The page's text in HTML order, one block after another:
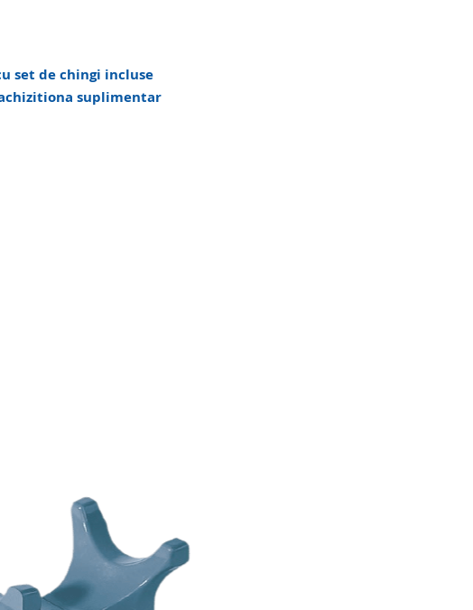
set de chingi incluse
suplimentar